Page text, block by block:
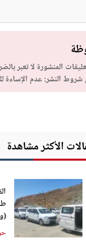
المنشورة لا تعبر
النشر: عدم الإساءة
الأكثر مشاهدة